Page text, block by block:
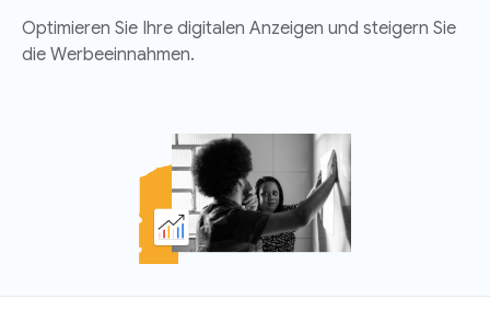
Optimieren Sie Ihre digitalen Anzeigen und steigern Sie
die Werbeeinnahmen.